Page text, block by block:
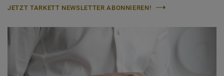
JETZT TARKETT NEWSLETTER ABONNIEREN!